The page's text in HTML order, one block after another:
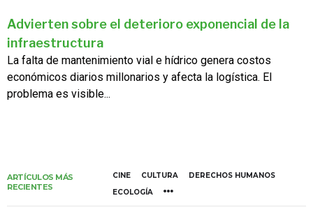
Advierten sobre el deterioro exponencial de la
infraestructura
La falta de mantenimiento vial e hídrico genera costos
económicos diarios millonarios y afecta la logística. El
problema es visible...
ARTÍCULOS MÁS
RECIENTES
CINE CULTURA
DERECHOS HUMANOS
ECOLOGÍA